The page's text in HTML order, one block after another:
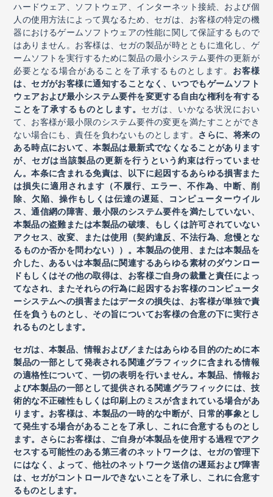
ハードウェア、ソフトウェア、インターネット接続、および個
人の使用方法によって異なるため、セガは、お客様の特定の機
器におけるゲームソフトウェアの性能に関して保証するもので
はありません。お客様は、セガの製品が時とともに進化し、ゲ
ームソフトを実行するために製品の最小システム要件の更新が
必要となる場合があることを了承するものとします。 お客様
は、セガがお客様に通知することなく、いつでもゲームソフト
ウェアおよび最小システム要件を変更する自由な権利を有する
ことを了承するものとします。 セガは、いかなる状況におい
て、お客様が最小限のシステム要件の変更を満たすことができ
ない場合にも、責任を負わないものとします。 さらに、将来の
ある時点において、本製品は最新式でなくなることがあります
が、セガは当該製品の更新を行うという約束は行っていませ
ん。本条に含まれる免責は、以下に起因するあらゆる損害また
は損失に適用されます（不履行、エラー、不作為、中断、削
除、欠陥、操作もしくは伝達の遅延、コンピューターウイル
ス、通信網の障害、最小限のシステム要件を満たしていない、
本製品の盗難または本製品の破壊、もしくは許可されていない
アクセス、改変、または使用（契約違反、不法行為、怠慢とな
るものか否かを問わない））。本製品の使用、または本製品を
介した、あるいは本製品に関連するあらゆる素材のダウンロー
ドもしくはその他の取得は、お客様ご自身の裁量と責任によっ
てなされ、またそれらの行為に起因するお客様のコンピュータ
ーシステムへの損害またはデータの損失は、お客様が単独で責
任を負うものとし、その旨についてお客様の合意の下に実行さ
れるものとします。
セガは、本製品、情報および／またはあらゆる目的のために本
製品の一部として発表される関連グラフィックに含まれる情報
の適格性について、一切の表明を行いません。本製品、情報お
よび本製品の一部として提供される関連グラフィックには、技
術的な不正確性もしくは印刷上のミスが含まれている場合があ
ります。お客様は、本製品の一時的な中断が、日常的事象とし
て発生する場合があることを了承し、これに合意するものとし
ます。さらにお客様は、ご自身が本製品を使用する過程でアク
セスする可能性のある第三者のネットワークは、セガの管理下
にはなく、よって、他社のネットワーク送信の遅延および障害
は、セガがコントロールできないことを了承し、これに合意す
るものとします。